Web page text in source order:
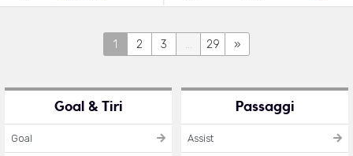
1 2 3 ... 29 »
Goal & Tiri
Goal
Passaggi
Assist